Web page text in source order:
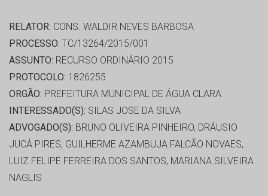
RELATOR: CONS. WALDIR NEVES BARBOSA
PROCESSO: TC/13264/2015/001
ASSUNTO: RECURSO ORDINÁRIO 2015
PROTOCOLO: 1826255
ORGÃO: PREFEITURA MUNICIPAL DE ÁGUA CLARA
INTERESSADO(S): SILAS JOSE DA SILVA
ADVOGADO(S): BRUNO OLIVEIRA PINHEIRO, DRÁUSIO
JUCÁ PIRES, GUILHERME AZAMBUJA FALCÃO NOVAES,
LUIZ FELIPE FERREIRA DOS SANTOS, MARIANA SILVEIRA
NAGLIS